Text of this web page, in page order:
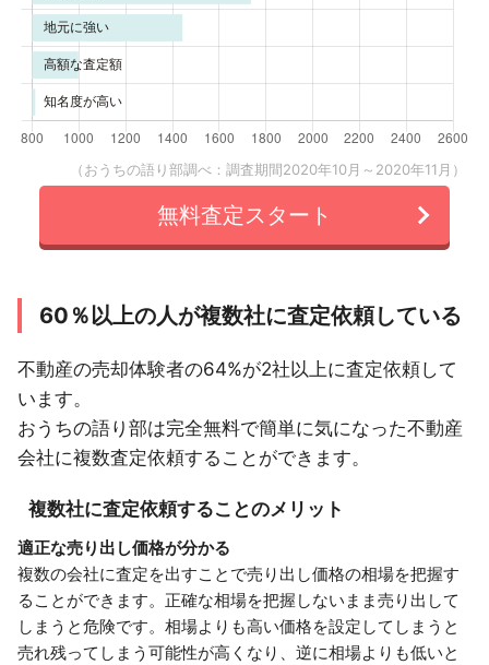
（おうちの語り部調べ：調査期間2020年10月～2020年11月）
無料査定スタート
60％以上の人が複数社に査定依頼している
不動産の売却体験者の64%が2社以上に査定依頼して
います。
おうちの語り部は完全無料で簡単に気になった不動産
会社に複数査定依頼することができます。
複数社に査定依頼することのメリット
適正な売り出し価格が分かる
複数の会社に査定を出すことで売り出し価格の相場を把握す
ることができます。正確な相場を把握しないまま売り出して
しまうと危険です。相場よりも高い価格を設定してしまうと
売れ残ってしまう可能性が高くなり、逆に相場よりも低いと